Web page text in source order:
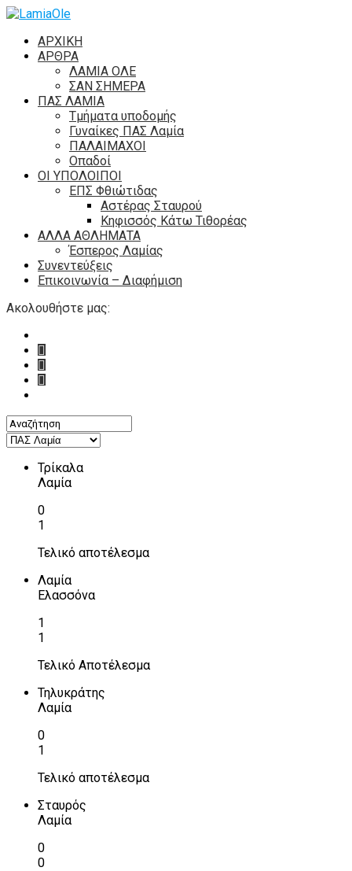
ΑΡΧΙΚΗ
ΑΡΘΡΑ
ΛΑΜΙΑ ΟΛΕ
ΣΑΝ ΣΗΜΕΡΑ
ΠΑΣ ΛΑΜΙΑ
Τμήματα υποδομής
Γυναίκες ΠΑΣ Λαμία
ΠΑΛΑΙΜΑΧΟΙ
Οπαδοί
ΟΙ ΥΠΟΛΟΙΠΟΙ
ΕΠΣ Φθιώτιδας
Αστέρας Σταυρού
Κηφισσός Κάτω Τιθορέας
ΑΛΛΑ ΑΘΛΗΜΑΤΑ
Έσπερος Λαμίας
Συνεντεύξεις
Επικοινωνία – Διαφήμιση
Ακολουθήστε μας:
Τρίκαλα
Λαμία
0
1
Τελικό αποτέλεσμα
Λαμία
Ελασσόνα
1
1
Τελικό Αποτέλεσμα
Τηλυκράτης
Λαμία
0
1
Τελικό αποτέλεσμα
Σταυρός
Λαμία
0
0